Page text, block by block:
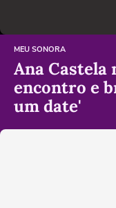
MEU SONORA
Ana Castela
encontro e
um date'